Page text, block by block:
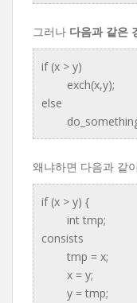
그러나 다음과 같은
if (x > y)
exch(x,y); //
else
왜냐하면 다음과 같
if (x > y) { //
int tmp; //
consists
tmp = x; //
x = y;
y = tmp;